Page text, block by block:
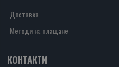
Доставка
Методи на плащане
КОНТАКТИ